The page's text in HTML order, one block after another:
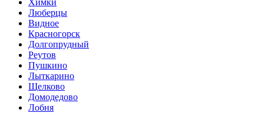
Химки
Люберцы
Видное
Красногорск
Долгопрудный
Реутов
Пушкино
Лыткарино
Щелково
Домодедово
Лобня